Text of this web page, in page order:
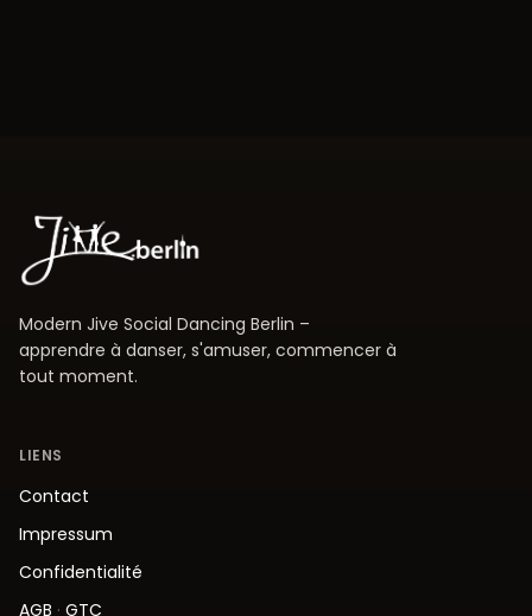
Modern Jive Social Dancing Berlin –
apprendre à danser, s'amuser, commencer à
tout moment.
LIENS
Contact
Impressum
Confidentialité
AGB · GTC